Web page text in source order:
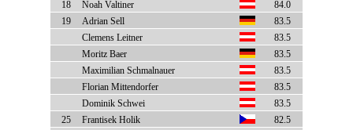
18
Noah Valtiner
84.0
19
Adrian Sell
83.5
Clemens Leitner
83.5
Moritz Baer
83.5
Maximilian Schmalnauer
83.5
Florian Mittendorfer
83.5
Dominik Schwei
83.5
25
Frantisek Holik
82.5